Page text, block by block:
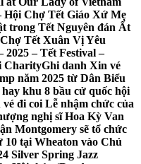
Hội Chợ Tết Giáo Xứ Mẹ
trong Tết Nguyên đán Ất
Tết Xuân Vị Yêu
– Tết Festival –
CharityGhi danh Xin vé
năm 2025 từ Dân Biểu
khu 8 bầu cử quốc hội
đi coi Lễ nhậm chức của
nghị sĩ Hoa Kỳ Van
Montgomery sẽ tổ chức
10 tại Wheaton vào Chủ
Silver Spring Jazz